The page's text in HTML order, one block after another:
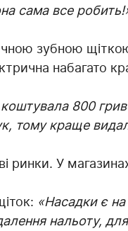
сама все
зубною
набагато
800
тому краще
ринки. У
«Насадки є
нальоту,